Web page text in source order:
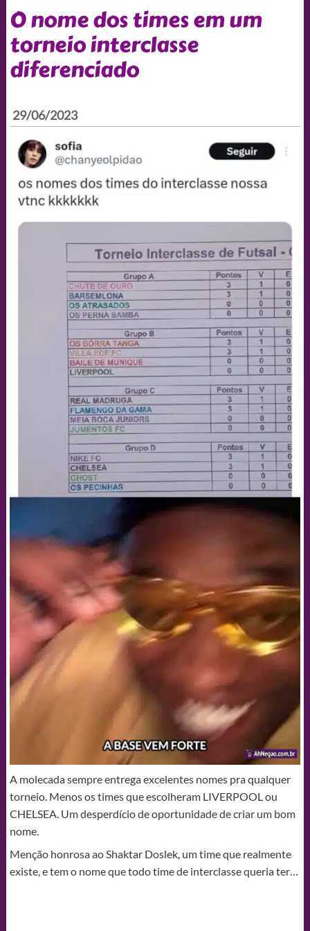
O nome dos times em um
torneio interclasse
diferenciado
29/06/2023
A molecada sempre entrega excelentes nomes pra qualquer
torneio. Menos os times que escolheram LIVERPOOL ou
CHELSEA. Um desperdício de oportunidade de criar um bom
nome.
Menção honrosa ao Shaktar Doslek, um time que realmente
existe, e tem o nome que todo time de interclasse queria ter…